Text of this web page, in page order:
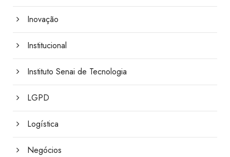
Inovação
Institucional
Instituto Senai de Tecnologia
LGPD
Logística
Negócios